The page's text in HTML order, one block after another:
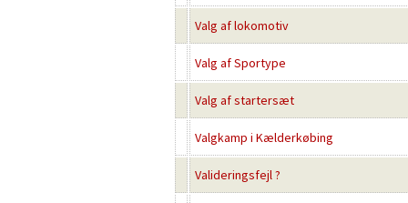
Valg af lokomotiv
Valg af Sportype
Valg af startersæt
Valgkamp i Kælderkøbing
Valideringsfejl ?